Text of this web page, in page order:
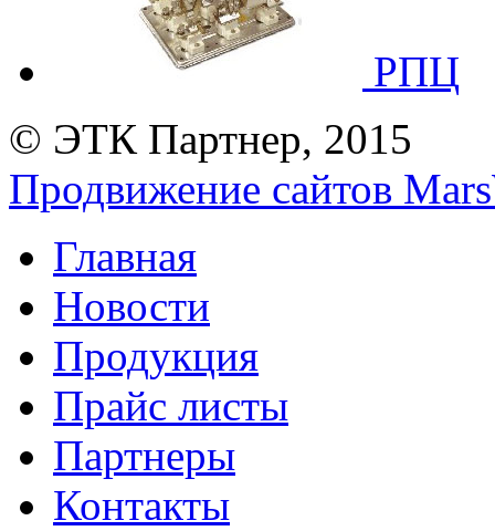
РПЦ
© ЭТК Партнер, 2015
Продвижение сайтов
Главная
Новости
Продукция
Прайс листы
Партнеры
Контакты